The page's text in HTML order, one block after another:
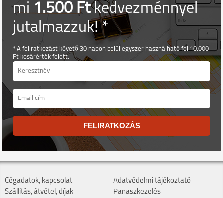
mi1.500 Ftkedvezménnyel
jutalmazzuk! *
* A feliratkozást követő 30 napon belül egyszer használható fel 10.000
Ft kosárérték felett.
FELIRATKOZÁS
Cégadatok, kapcsolat
Szállítás, átvétel, díjak
Adatvédelmi tájékoztató
Panaszkezelés